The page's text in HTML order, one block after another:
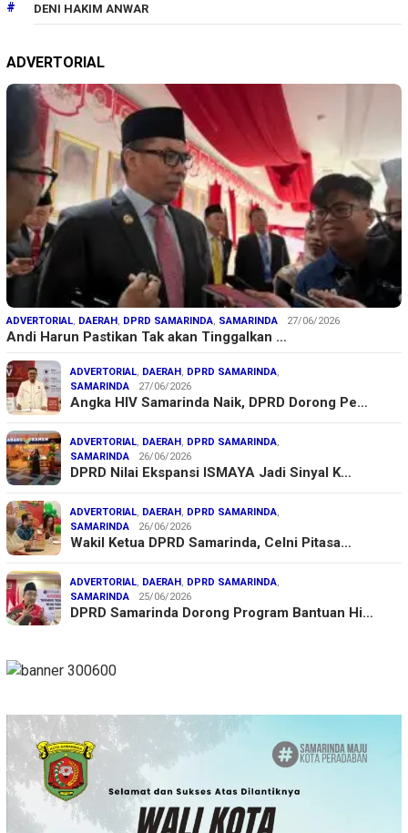
DENI HAKIM ANWAR
ADVERTORIAL
ADVERTORIAL, DAERAH, DPRD SAMARINDA, SAMARINDA 27/06/2026
Andi Harun Pastikan Tak akan Tinggalkan …
ADVERTORIAL, DAERAH, DPRD SAMARINDA,
SAMARINDA
27/06/2026
Angka HIV Samarinda Naik, DPRD Dorong Pe…
ADVERTORIAL, DAERAH, DPRD SAMARINDA,
SAMARINDA
26/06/2026
DPRD Nilai Ekspansi ISMAYA Jadi Sinyal K…
ADVERTORIAL, DAERAH, DPRD SAMARINDA,
SAMARINDA
26/06/2026
Wakil Ketua DPRD Samarinda, Celni Pitasa…
ADVERTORIAL, DAERAH, DPRD SAMARINDA,
SAMARINDA
25/06/2026
DPRD Samarinda Dorong Program Bantuan Hi…